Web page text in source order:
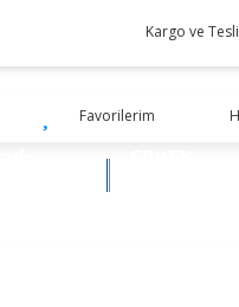
Kargo ve
Favorilerim